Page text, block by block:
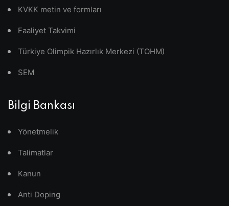
KVKK metin ve formları
Faaliyet Takvimi
Türkiye Olimpik Hazırlık Merkezi (TOHM)
SEM
Bilgi Bankası
Yönetmelik
Talimatlar
Kanun
Anti Doping